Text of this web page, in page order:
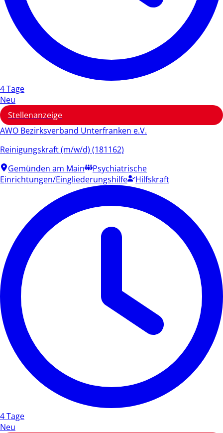
4 Tage
Neu
Stellenanzeige
AWO Bezirksverband Unterfranken e.V.
Reinigungskraft (m/w/d) (181162)
Gemünden am Main
Psychiatrische
Einrichtungen/Eingliederungshilfe
Hilfskraft
4 Tage
Neu